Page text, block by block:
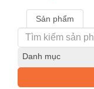
Sản phẩm
Danh mục